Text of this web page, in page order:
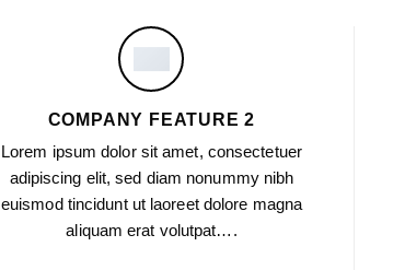
COMPANY FEATURE 2
Lorem ipsum dolor sit amet, consectetuer
adipiscing elit, sed diam nonummy nibh
euismod tincidunt ut laoreet dolore magna
aliquam erat volutpat….